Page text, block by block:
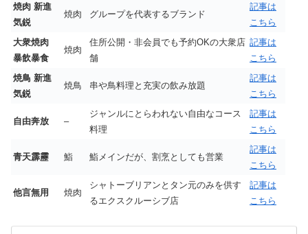
焼肉 新進
気鋭
焼肉 グループを代表するブランド
記事は
こちら
大衆焼肉
暴飲暴食
焼肉
住所公開・非会員でも予約OKの大衆店
舗
記事は
こちら
焼鳥 新進
気鋭
焼鳥 串や鳥料理と充実の飲み放題
記事は
こちら
自由奔放 –
ジャンルにとらわれない自由なコース
料理
記事は
こちら
青天霹靂 鮨 鮨メインだが、割烹としても営業
記事は
こちら
他言無用 焼肉
シャトーブリアンとタン元のみを供す
るエクスクルーシブ店
記事は
こちら